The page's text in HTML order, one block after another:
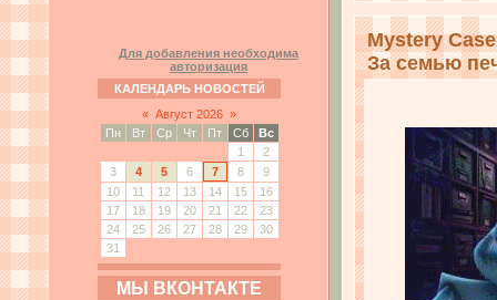
Для добавления необходима
авторизация
КАЛЕНДАРЬ НОВОСТЕЙ
« Август 2026 »
Пн
Вт Ср Чт Пт Сб
Вс
1
2
3
4 5 6 7 8
9
10
11 12 13 14 15
16
17
18 19 20 21 22
23
24
25 26 27 28 29
30
31
МЫ ВКОНТАКТЕ
Mystery
За семью